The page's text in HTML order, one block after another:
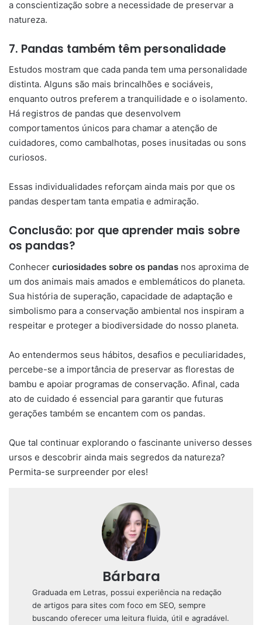
a conscientização sobre a necessidade de preservar a
natureza.
7. Pandas também têm personalidade
Estudos mostram que cada panda tem uma personalidade
distinta. Alguns são mais brincalhões e sociáveis,
enquanto outros preferem a tranquilidade e o isolamento.
Há registros de pandas que desenvolvem
comportamentos únicos para chamar a atenção de
cuidadores, como cambalhotas, poses inusitadas ou sons
curiosos.
Essas individualidades reforçam ainda mais por que os
pandas despertam tanta empatia e admiração.
Conclusão: por que aprender mais sobre
os pandas?
Conhecer curiosidades sobre os pandas nos aproxima de
um dos animais mais amados e emblemáticos do planeta.
Sua história de superação, capacidade de adaptação e
simbolismo para a conservação ambiental nos inspiram a
respeitar e proteger a biodiversidade do nosso planeta.
Ao entendermos seus hábitos, desafios e peculiaridades,
percebe-se a importância de preservar as florestas de
bambu e apoiar programas de conservação. Afinal, cada
ato de cuidado é essencial para garantir que futuras
gerações também se encantem com os pandas.
Que tal continuar explorando o fascinante universo desses
ursos e descobrir ainda mais segredos da natureza?
Permita-se surpreender por eles!
Bárbara
Graduada em Letras, possui experiência na redação
de artigos para sites com foco em SEO, sempre
buscando oferecer uma leitura fluida, útil e agradável.